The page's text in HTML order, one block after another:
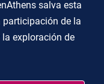
salva esta
participación de la
exploración de